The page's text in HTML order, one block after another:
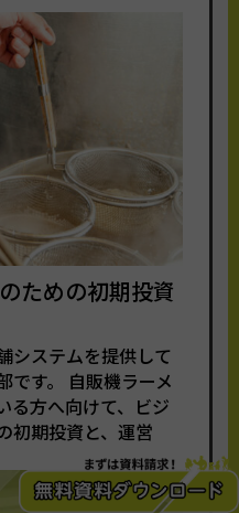
ための初期投資
システムを提供して
です。 自販機ラーメ
る方へ向けて、ビジ
初期投資と、運営